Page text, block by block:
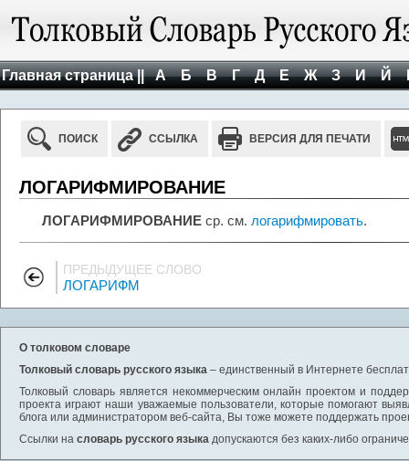
Главная страница || А Б В Г Д Е Ж З И Й
ПОИСК ССЫЛКА ВЕРСИЯ ДЛЯ ПЕЧАТИ
ЛОГАРИФМИРОВАНИЕ
ЛОГАРИФМИРОВАНИЕ ср. см. логарифмировать.
ПРЕДЫДУЩЕЕ СЛОВО
ЛОГАРИФМ
О толковом словаре
Толковый словарь русского языка – единственный в Интернете
Толковый словарь является некоммерческим онлайн проектом и
проекта играют наши уважаемые пользователи, которые помогают
блога или администратором веб-сайта, Вы тоже можете поддержать
Ссылки на словарь русского языка допускаются без каких-либо